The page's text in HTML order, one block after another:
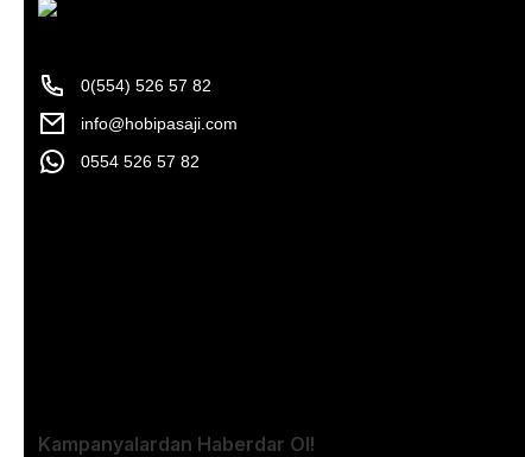
0(554) 526 57 82
info@hobipasaji.com
0554 526 57 82
Kampanyalardan Haberdar Ol!